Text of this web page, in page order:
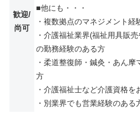
歓迎/
尚可
■他にも・・・
・複数拠点のマネジメント経
・介護福祉業界(福祉用具販
の勤務経験のある方
・柔道整復師・鍼灸・あん
方
・介護福祉士など介護資格を
・別業界でも営業経験のある